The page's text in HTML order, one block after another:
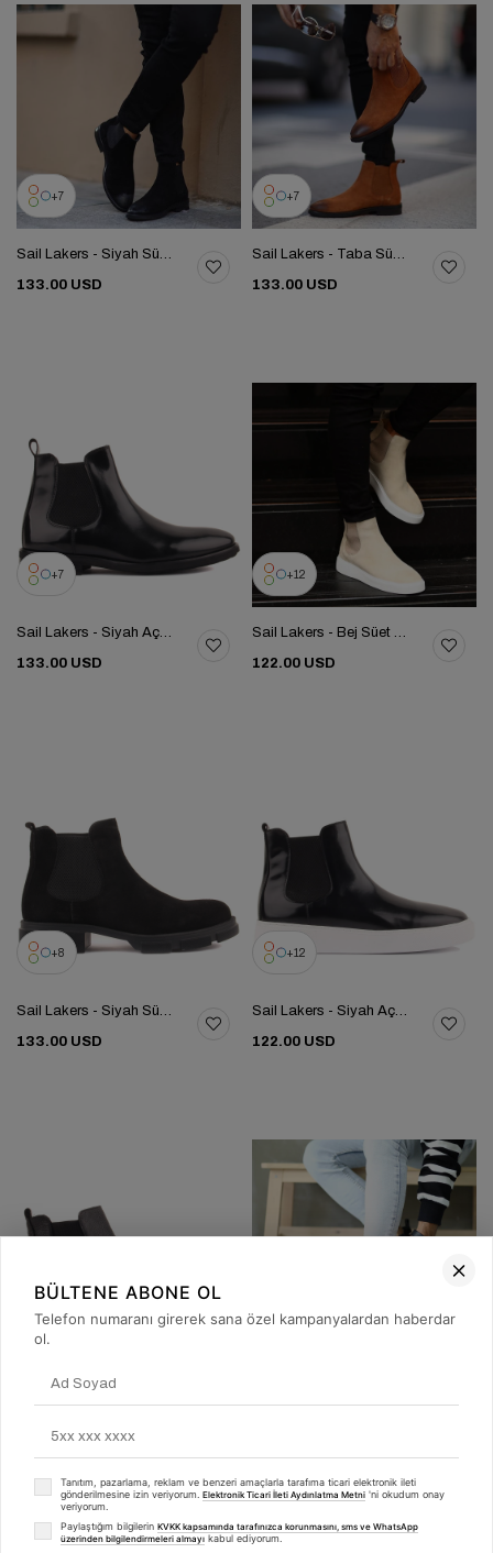
7
Sail Lakers - Siyah Süet Deri Eva Taban Erkek Chelsea Bot 102-201-01EVA
133.00 USD
7
Sail Lakers - Taba Süet Deri Eva Taban Erkek Chelsea Bot 102-201-01EVA
133.00 USD
7
Sail Lakers - Siyah Açma Deri Eva Taban Erkek Chelsea Bot 102-201-01EVA
133.00 USD
12
Sail Lakers - Bej Süet Deri Eva Taban Unisex Chelsea Bot 102-041-HE1065
122.00 USD
8
Sail Lakers - Siyah Süet Erkek Chelsea Bot 102-207-10052
133.00 USD
12
Sail Lakers - Siyah Açma Deri Eva Taban Unisex Chelsea Bot 102-041-HE1065
122.00 USD
BÜLTENE ABONE OL
Telefon numaranı girerek sana özel kampanyalardan haberdar
ol.
Tanıtım, pazarlama, reklam ve benzeri amaçlarla tarafıma ticari elektronik ileti
gönderilmesine izin veriyorum. Elektronik Ticari İleti Aydınlatma Metni 'ni okudum onay
veriyorum.
Paylaştığım bilgilerin KVKK kapsamında tarafınızca korunmasını, sms ve WhatsApp
üzerinden bilgilendirmeleri almayı kabul ediyorum.